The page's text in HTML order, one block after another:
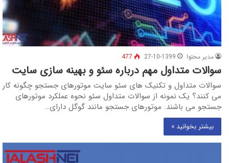
مدیر محتوا 27-10-1399
477
سوالات متداول مهم درباره سئو و بهینه سازی سایت
سوالات متداول و تکنیک های سئو سایت موتورهای جستجو چگونه کار
می کنند؟ یک نمونه از سوالات متداول سئو نحوه عملکرد موتورهای
جستجو می باشند. موتورهای جستجو مانند گوگل دارای…
بیشتر بخوانید »